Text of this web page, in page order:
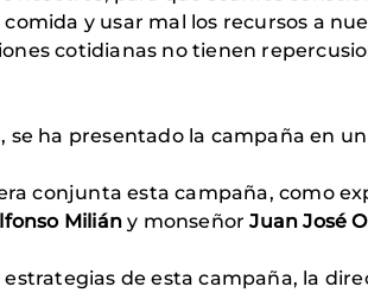
y usar mal los recursos a
cotidianas no tienen
ha presentado la campaña en
conjunta esta campaña, como
Milián y monseñorJuan José
de esta campaña, la